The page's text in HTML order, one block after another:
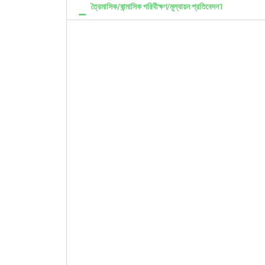
ত্রৈমাসিক/ষান্মাসিক পরিবীক্ষণ/মূল্যায়ন প্রতিবেদন1